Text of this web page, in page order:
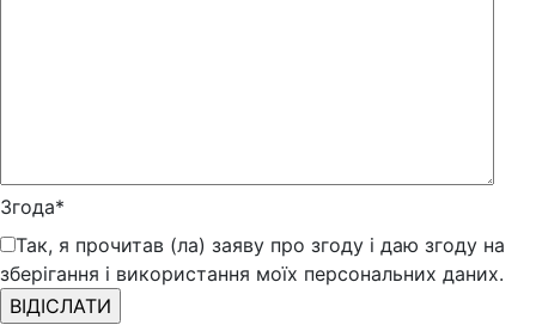
Згода*
Так, я прочитав (ла) заяву про згоду і даю згоду на
зберігання і використання моїх персональних даних.